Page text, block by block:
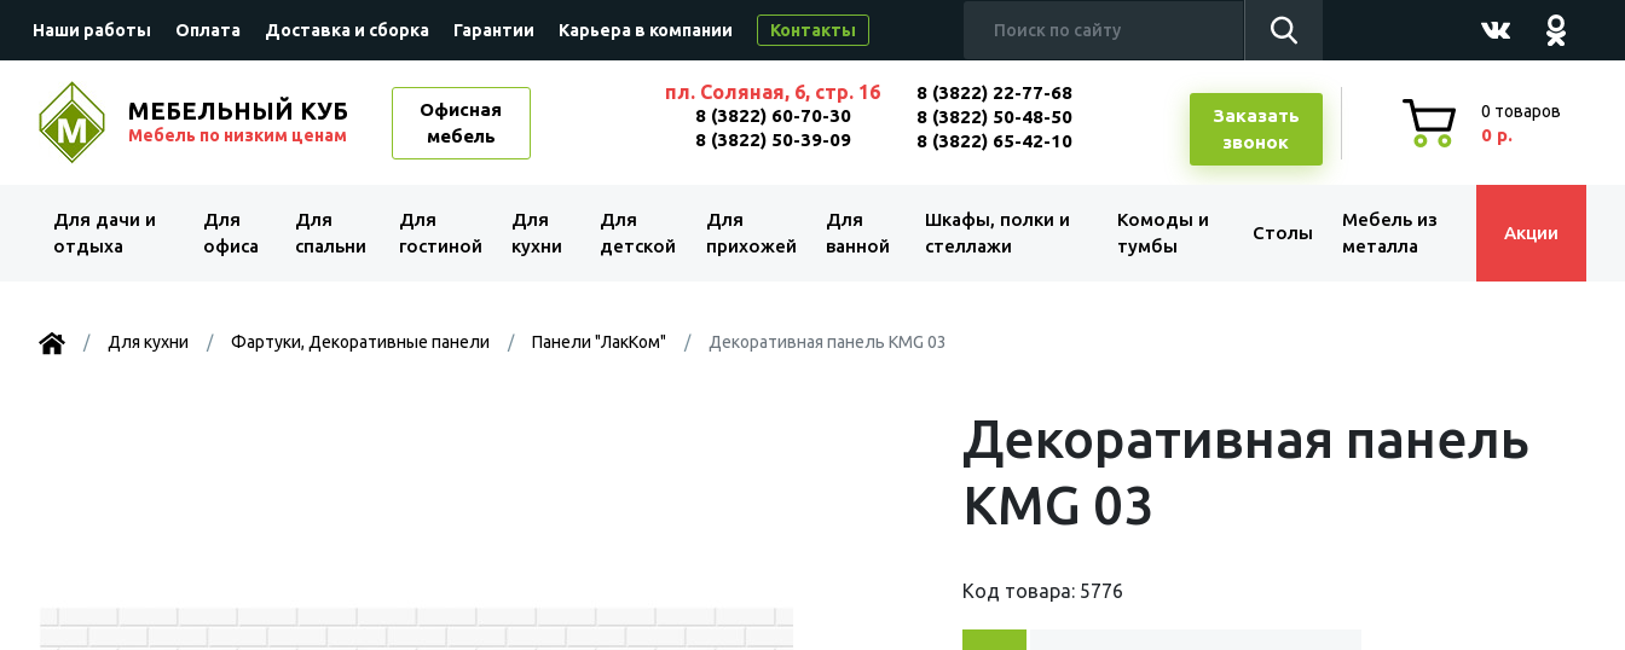
Наши работы Оплата Доставка и сборка Гарантии Карьера в компании Контакты
МЕБЕЛЬНЫЙ КУБ
Мебель по низким ценам
Офисная
мебель
пл. Соляная, 6, стр. 16
8 (3822) 60-70-30
8 (3822) 50-39-09
8 (3822) 22-77-68
8 (3822) 50-48-50
8 (3822) 65-42-10
Заказать
звонок
0 товаров
0 р.
Для дачи и
отдыха
Для
офиса
Для
спальни
Для
гостиной
Для
кухни
Для
детской
Для
прихожей
Для
ванной
Шкафы, полки и
стеллажи
Комоды и
тумбы
Столы
Мебель из
металла
Акции
Для кухни Фартуки, Декоративные панели Панели "ЛакКом" Декоративная панель KMG 03
Декоративная панель
KMG 03
Код товара: 5776